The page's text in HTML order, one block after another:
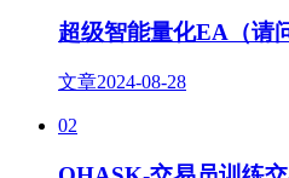
超级智能量化EA（请
文章2024-08-28
02